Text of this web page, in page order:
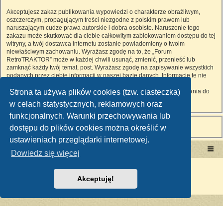
Strona ta używa plików cookies (tzw. ciasteczka)
w celach statystycznych, reklamowych oraz
funkcjonalnych. Warunki przechowywania lub
dostępu do plików cookies można określić w
ustawieniach przeglądarki internetowej.
Dowiedz się więcej
Akceptuję!
Akceptujesz zakaz publikowania wypowiedzi o charakterze obraźliwym,
oszczerczym, propagującym treści niezgodne z polskim prawem lub
naruszającym cudze prawa autorskie i dobra osobiste. Naruszenie tego
zakazu może skutkować dla ciebie całkowitym zablokowaniem dostępu do tej
witryny, a twój dostawca internetu zostanie powiadomiony o twoim
niewłaściwym zachowaniu. Wyrażasz zgodę na to, że „Forum
RetroTRAKTOR” może w każdej chwili usunąć, zmienić, przenieść lub
zamknąć każdy twój temat, post. Wyrażasz zgodę na zapisywanie wszystkich
podanych przez ciebie informacji w naszej bazie danych. Informacje te nie
RetroTRAKTOR”, ani phpBB nie ponosi odpowiedzialności za włamania do
witryny, podczas których może dojść do kradzieży danych.
Portal RetroTRAKTOR.pl
Polski pakiet językowy dostarcza